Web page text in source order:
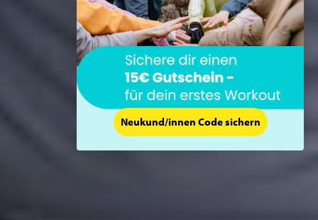
Neukund/innen Code sichern